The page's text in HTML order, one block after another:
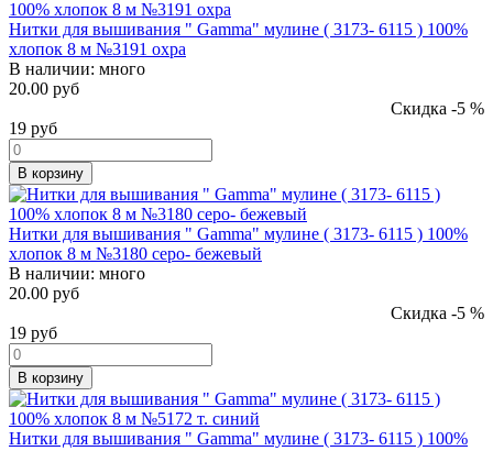
Нитки для вышивания " Gamma" мулине ( 3173- 6115 ) 100%
хлопок 8 м №3191 охра
В наличии: много
20.00 руб
Скидка -5 %
19 руб
В корзину
Нитки для вышивания " Gamma" мулине ( 3173- 6115 ) 100%
хлопок 8 м №3180 серо- бежевый
В наличии: много
20.00 руб
Скидка -5 %
19 руб
В корзину
Нитки для вышивания " Gamma" мулине ( 3173- 6115 ) 100%